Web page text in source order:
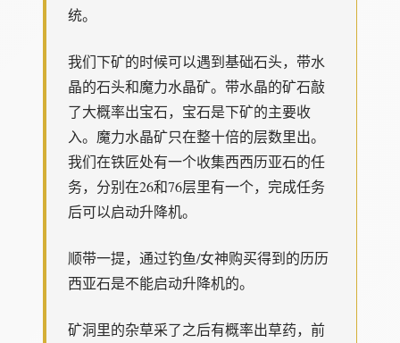
统。
我们下矿的时候可以遇到基础石头，带水
晶的石头和魔力水晶矿。带水晶的矿石敲
了大概率出宝石，宝石是下矿的主要收
入。魔力水晶矿只在整十倍的层数里出。
我们在铁匠处有一个收集西西历亚石的任
务，分别在26和76层里有一个，完成任务
后可以启动升降机。
顺带一提，通过钓鱼/女神购买得到的历历
西亚石是不能启动升降机的。
矿洞里的杂草采了之后有概率出草药，前